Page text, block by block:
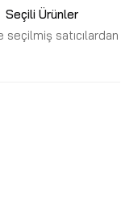
Seçili Ürünler
seçilmiş satıcılardan